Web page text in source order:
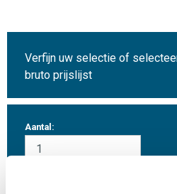
Verfijn uw selectie of
bruto prijslijst
Aantal: